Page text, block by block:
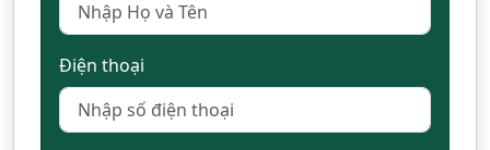
Điện thoại